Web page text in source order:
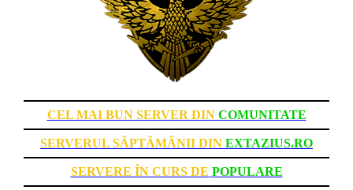
CEL MAI BUN SERVER DIN COMUNITATE
SERVERUL SĂPTĂMÂNII DIN EXTAZIUS.RO
SERVERE ÎN CURS DE POPULARE